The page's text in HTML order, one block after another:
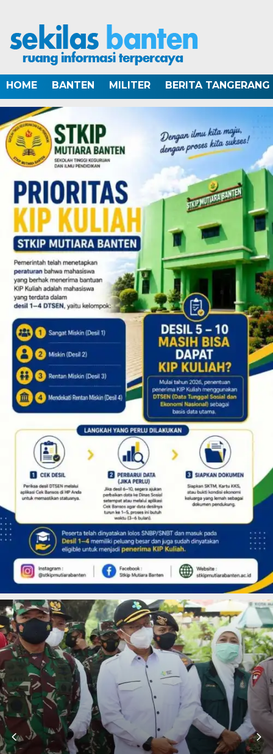
HOME BANTEN MILITER BERITA TANGERANG